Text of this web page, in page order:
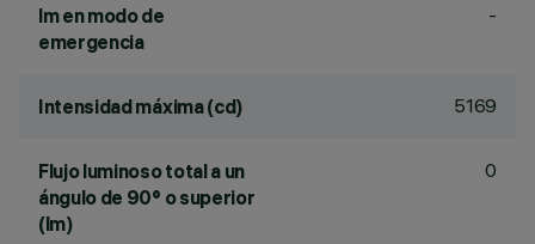
lm en modo de
emergencia
-
Intensidad máxima (cd) 5169
Flujo luminoso total a un
ángulo de 90° o superior
(lm)
0